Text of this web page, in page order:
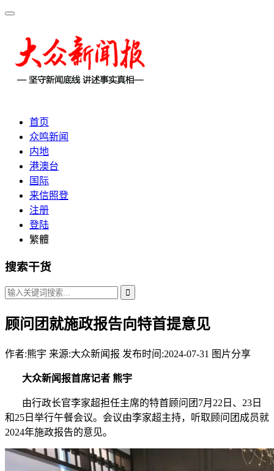
首页
众鸣新闻
内地
港澳台
国际
来信照登
注册
登陆
繁體
搜索干货
顾问团就施政报告向特首提意见
作者:熊宇 来源:大众新闻报 发布时间:2024-07-31 图片分享
大众新闻报首席记者 熊宇
由行政长官李家超担任主席的特首顾问团7月22日、23日
和25日举行午餐会议。会议由李家超主持，听取顾问团成员就
2024年施政报告的意见。